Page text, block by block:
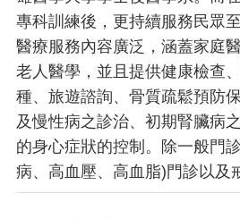
專科訓練後，更持續服務民眾
醫療服務內容廣泛，涵蓋家庭
老人醫學，並且提供健康檢查
種、旅遊諮詢、骨質疏鬆預防
及慢性病之診治、初期腎臟病
的身心症狀的控制。除一般門
病、高血壓、高血脂)門診以及